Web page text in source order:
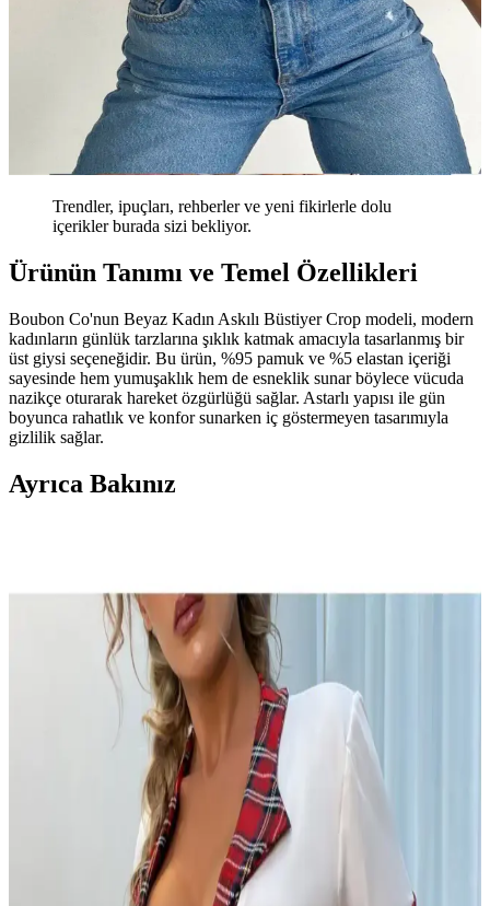
Trendler, ipuçları, rehberler ve yeni fikirlerle dolu
içerikler burada sizi bekliyor.
Ürünün Tanımı ve Temel Özellikleri
Boubon Co'nun Beyaz Kadın Askılı Büstiyer Crop modeli, modern
kadınların günlük tarzlarına şıklık katmak amacıyla tasarlanmış bir
üst giysi seçeneğidir. Bu ürün, %95 pamuk ve %5 elastan içeriği
sayesinde hem yumuşaklık hem de esneklik sunar böylece vücuda
nazikçe oturarak hareket özgürlüğü sağlar. Astarlı yapısı ile gün
boyunca rahatlık ve konfor sunarken iç göstermeyen tasarımıyla
gizlilik sağlar.
Ayrıca Bakınız
Şık ve rahat tasarımıyla öne çıkan EDLİNGERİE Siyah Thaissa
saten büstiyer takımı, özel günler ve gece davetleri için ideal, yüksek
kaliteli malzemesi ve modern tasarımıyla fark yaratıyor.
MİSTİRİK Pisun Model Ip Askılı Toparlayıcı Pedli
Sütyen Korse İnceleme ve Kullanıcı Yorumları
MİSTİRİK markasının askılı, pedli ve toparlayıcı özelliğe sahip
sütyen korse modeli, elastik yapısı ve şık tasarımıyla günlük
kullanım ve spor aktiviteleri için ideal, uzun ömürlü ve rahat bir iç
giyim seçeneği sunar.
LUNİTA Kadın Fantezi Bustiyer Etek Jartiyer
Kostümü: Şıklık ve Rahatlığın Buluşması